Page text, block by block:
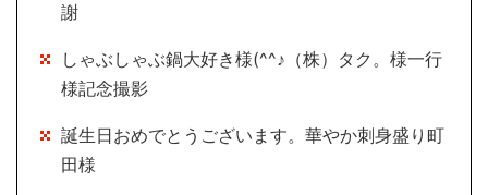
謝
しゃぶしゃぶ鍋大好き様(^^♪（株）タク。様一行
様記念撮影
誕生日おめでとうございます。華やか刺身盛り町
田様